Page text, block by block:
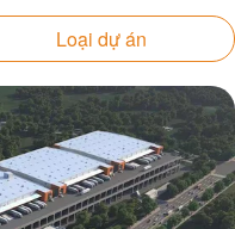
Loại dự án